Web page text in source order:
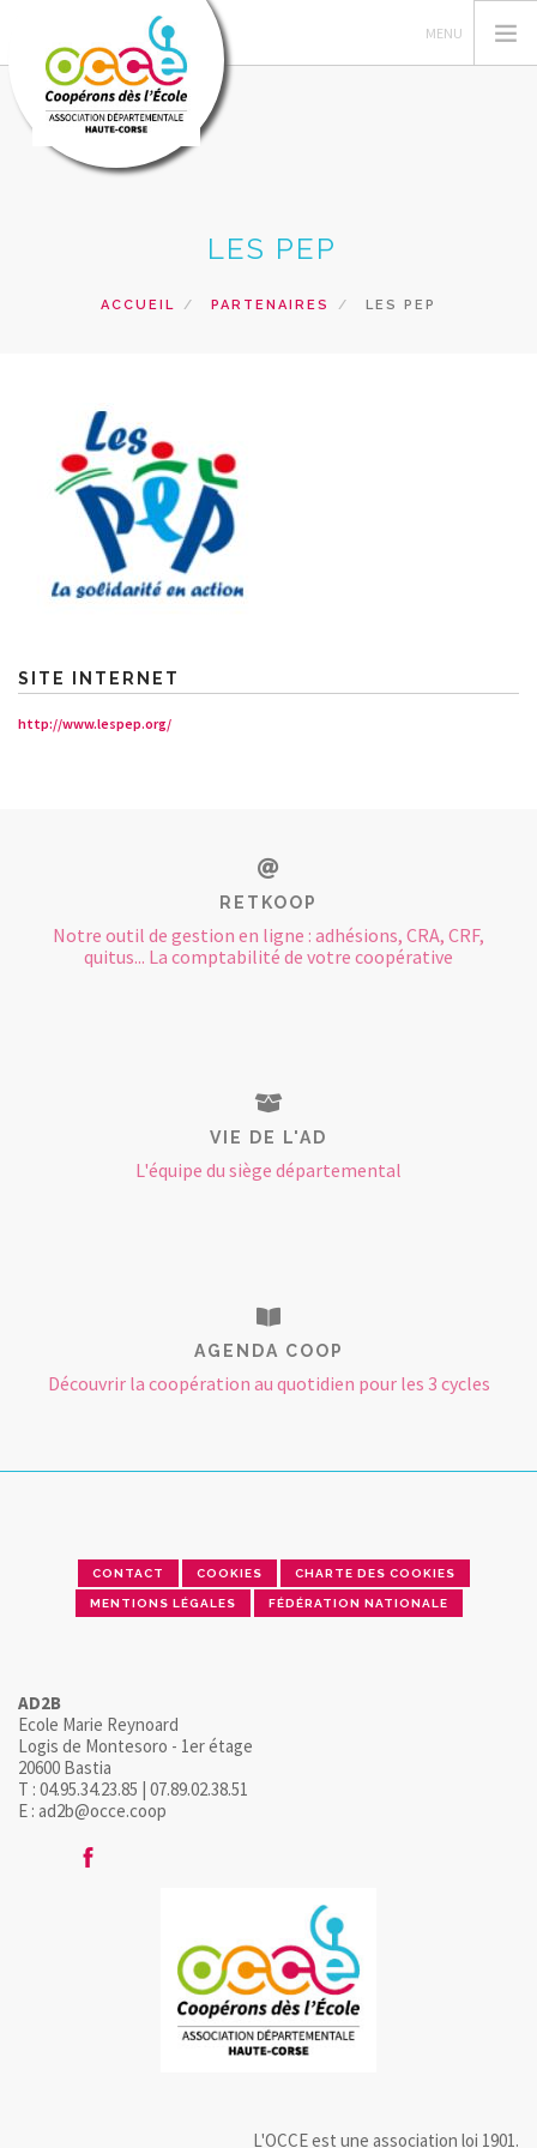
DEMANDE DE REÇU POUR DON
RECHERCHER
CONTACT
LES PEP
ACCUEIL PARTENAIRES LES PEP
SITE INTERNET
http://www.lespep.org/
RETKOOP
Notre outil de gestion en ligne : adhésions, CRA, CRF,
quitus... La comptabilité de votre coopérative
VIE DE L'AD
L'équipe du siège départemental
AGENDA COOP
Découvrir la coopération au quotidien pour les 3 cycles
CONTACT COOKIES CHARTE DES COOKIES
MENTIONS LÉGALES FÉDÉRATION NATIONALE
AD2B
Ecole Marie Reynoard
Logis de Montesoro - 1er étage
20600 Bastia
T : 04.95.34.23.85 | 07.89.02.38.51
E : ad2b@occe.coop
L'OCCE est une association loi 1901.